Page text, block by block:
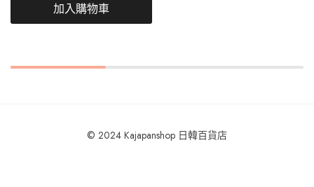
加入購物車
© 2024 Kajapanshop 日韓百貨店